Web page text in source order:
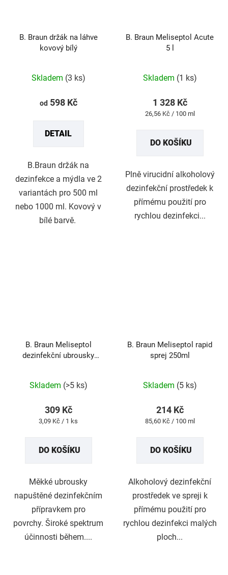
B. Braun držák na láhve
kovový bílý
Skladem (3 ks)
od 598 Kč
DETAIL
B.Braun držák na
dezinfekce a mýdla ve 2
variantách pro 500 ml
nebo 1000 ml. Kovový v
bílé barvě.
B. Braun Meliseptol Acute
5 l
Skladem (1 ks)
1 328 Kč
Měrná
26,56 Kč / 100 ml
DO KOŠÍKU
Plně virucidní alkoholový
dezinfekční prostředek k
přímému použití pro
rychlou dezinfekci...
B. Braun Meliseptol
dezinfekční ubrousky
Skladem (>5 ks)
309 Kč
Měrná
3,09 Kč / 1 ks
DO KOŠÍKU
Měkké ubrousky
napuštěné dezinfekčním
přípravkem pro
povrchy. Široké spektrum
účinnosti během....
B. Braun Meliseptol rapid
sprej 250ml
Skladem (5 ks)
214 Kč
Měrná
85,60 Kč / 100 ml
DO KOŠÍKU
Alkoholový dezinfekční
prostředek ve spreji k
přímému použití pro
rychlou dezinfekci malých
ploch...